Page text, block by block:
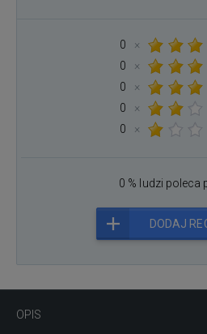
OPIS
0
×
0
×
0
×
0
×
0
×
0 % ludzi poleca
DODAJ